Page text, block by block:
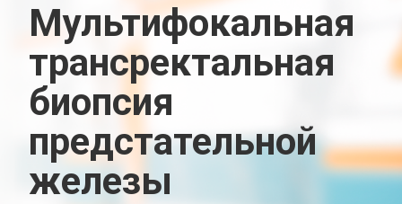
Мультифокальная
трансректальная
биопсия
предстательной
железы